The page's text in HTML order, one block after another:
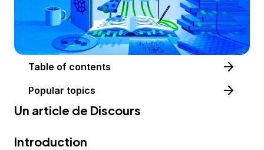
Table of contents
Popular topics
Un article de Discours
Introduction